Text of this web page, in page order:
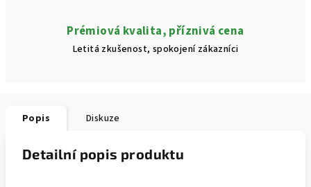
Prémiová kvalita, příznivá cena
Letitá zkušenost, spokojení zákazníci
Popis Diskuze
Detailní popis produktu